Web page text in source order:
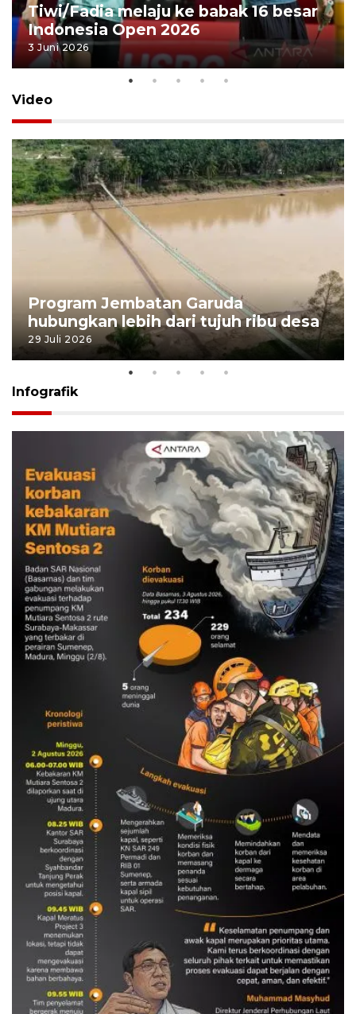
Tiwi/Fadia melaju ke babak 16 besar
Indonesia Open 2026
3 Juni 2026
Video
Program Jembatan Garuda
hubungkan lebih dari tujuh ribu desa
29 Juli 2026
Infografik
Evakuasi korban kebakaran KM
Mutiara Sentosa 2